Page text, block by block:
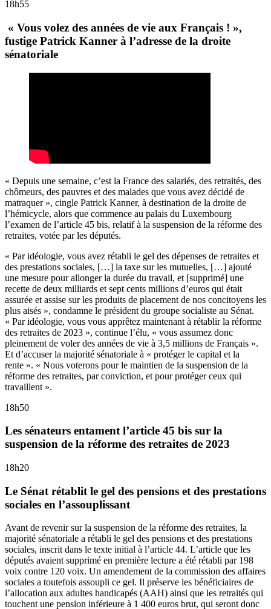
18h55
« Vous volez des années de vie aux Français ! »,
fustige Patrick Kanner à l’adresse de la droite
sénatoriale
« Depuis une semaine, c’est la France des salariés, des retraités, des
chômeurs, des pauvres et des malades que vous avez décidé de
matraquer », cingle Patrick Kanner, à destination de la droite de
l’hémicycle, alors que commence au palais du Luxembourg
l’examen de l’article 45 bis, relatif à la suspension de la réforme des
retraites, votée par les députés.
« Par idéologie, vous avez rétabli le gel des dépenses de retraites et
des prestations sociales, […] la taxe sur les mutuelles, […] ajouté
une mesure pour allonger la durée du travail, et [supprimé] une
recette de deux milliards et sept cents millions d’euros qui était
assurée et assise sur les produits de placement de nos concitoyens les
plus aisés », condamne le président du groupe socialiste au Sénat.
« Par idéologie, vous vous apprêtez maintenant à rétablir la réforme
des retraites de 2023 », continue l’élu, « vous assumez donc
pleinement de voler des années de vie à 3,5 millions de Français ».
Et d’accuser la majorité sénatoriale à « protéger le capital et la
rente ». « Nous voterons pour le maintien de la suspension de la
réforme des retraites, par conviction, et pour protéger ceux qui
travaillent ».
18h50
Les sénateurs entament l’article 45 bis sur la
suspension de la réforme des retraites de 2023
18h20
Le Sénat rétablit le gel des pensions et des prestations
sociales en l’assouplissant
Avant de revenir sur la suspension de la réforme des retraites, la
majorité sénatoriale a rétabli le gel des pensions et des prestations
sociales, inscrit dans le texte initial à l’article 44. L’article que les
députés avaient supprimé en première lecture a été rétabli par 198
voix contre 120 voix. Un amendement de la commission des affaires
sociales a toutefois assoupli ce gel. Il préserve les bénéficiaires de
l’allocation aux adultes handicapés (AAH) ainsi que les retraités qui
touchent une pension inférieure à 1 400 euros brut, qui seront donc